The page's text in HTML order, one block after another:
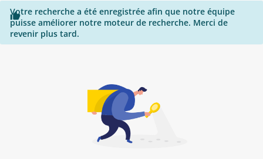

Votre recherche a été enregistrée afin que notre équipe
puisse améliorer notre moteur de recherche. Merci de
revenir plus tard.